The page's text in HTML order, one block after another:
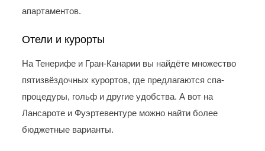
апартаментов.
Отели и курорты
На Тенерифе и Гран-Канарии вы найдёте множество
пятизвёздочных курортов, где предлагаются спа-
процедуры, гольф и другие удобства. А вот на
Лансароте и Фуэртевентуре можно найти более
бюджетные варианты.